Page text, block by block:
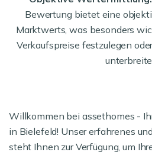
Bewertung bietet eine
Marktwerts, was besonders
Verkaufspreise festzulegen
Willkommen bei assethomes -
in Bielefeld! Unser erfahrenes
steht Ihnen zur Verfügung, um